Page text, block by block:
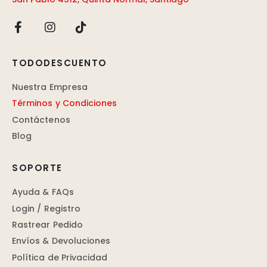
TODODESCUENTO
Nuestra Empresa
Términos y Condiciones
Contáctenos
Blog
SOPORTE
Ayuda & FAQs
Login / Registro
Rastrear Pedido
Envíos & Devoluciones
Política de Privacidad